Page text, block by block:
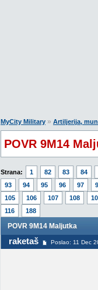
MyCity Military » Artiljerija,
POVR 9M14
Strana: 1 82 83 84
93
94 95 96 97
105
106 107 108
116
188
POVR 9M14 Maljutka
raketaš Poslao: 11 Dec